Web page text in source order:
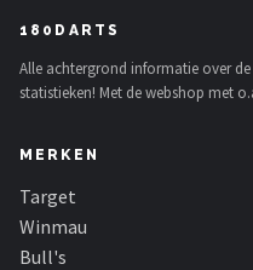
180DARTS
Alle achtergrond informatie over
statistieken! Met de webshop met
MERKEN
Target
Winmau
Bull's